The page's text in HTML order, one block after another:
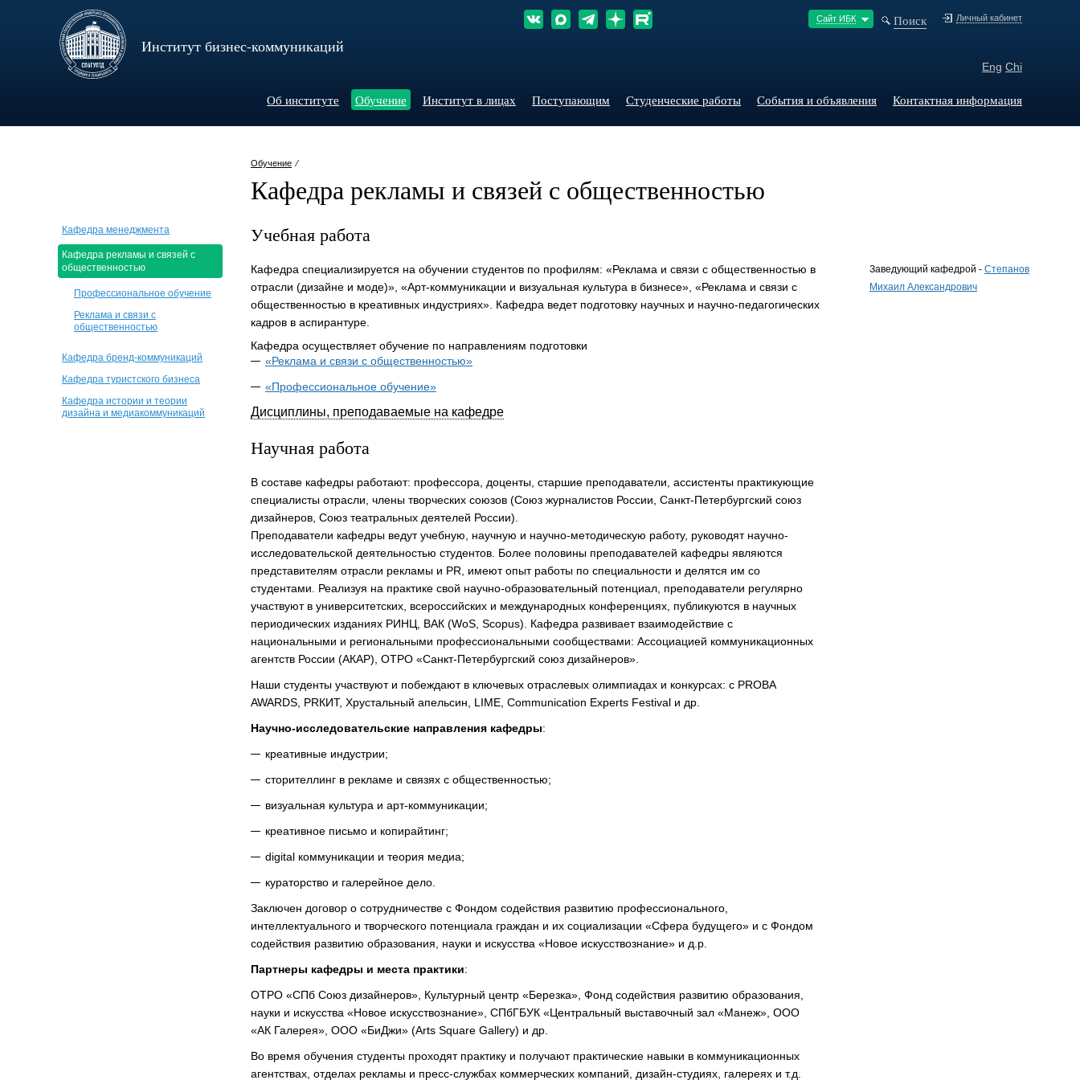
Институт бизнес-коммуникаций
Личный кабинет
Поиск
Сайт ИБК
Eng Chi
Об институте Обучение Институт в лицах Поступающим Студенческие работы События и объявления Контактная информация
Обучение ⁄
Кафедра рекламы и связей с общественностью
Кафедра менеджмента
Кафедра рекламы и связей с
общественностью
Профессиональное обучение
Реклама и связи с
общественностью
Кафедра бренд-коммуникаций
Кафедра туристского бизнеса
Кафедра истории и теории
дизайна и медиакоммуникаций
Учебная работа
Заведующий кафедрой - Степанов
Михаил Александрович
Кафедра специализируется на обучении студентов по профилям: «Реклама и связи с общественностью в
отрасли (дизайне и моде)», «Арт-коммуникации и визуальная культура в бизнесе», «Реклама и связи с
общественностью в креативных индустриях». Кафедра ведет подготовку научных и научно-педагогических
кадров в аспирантуре.
Кафедра осуществляет обучение по направлениям подготовки
«Реклама и связи с общественностью»
«Профессиональное обучение»
Дисциплины, преподаваемые на кафедре
Научная работа
В составе кафедры работают: профессора, доценты, старшие преподаватели, ассистенты практикующие
специалисты отрасли, члены творческих союзов (Союз журналистов России, Санкт-Петербургский союз
дизайнеров, Союз театральных деятелей России).
Преподаватели кафедры ведут учебную, научную и научно-методическую работу, руководят научно-
исследовательской деятельностью студентов. Более половины преподавателей кафедры являются
представителям отрасли рекламы и PR, имеют опыт работы по специальности и делятся им со
студентами. Реализуя на практике свой научно-образовательный потенциал, преподаватели регулярно
участвуют в университетских, всероссийских и международных конференциях, публикуются в научных
периодических изданиях РИНЦ, ВАК (WoS, Scopus). Кафедра развивает взаимодействие с
национальными и региональными профессиональными сообществами: Ассоциацией коммуникационных
агентств России (АКАР), ОТРО «Санкт-Петербургский союз дизайнеров».
Наши студенты участвуют и побеждают в ключевых отраслевых олимпиадах и конкурсах: с PROBA
AWARDS, PRКИТ, Хрустальный апельсин, LIME, Communication Experts Festival и др.
Научно-исследовательские направления кафедры:
креативные индустрии;
сторителлинг в рекламе и связях с общественностью;
визуальная культура и арт-коммуникации;
креативное письмо и копирайтинг;
digital коммуникации и теория медиа;
кураторство и галерейное дело.
Заключен договор о сотрудничестве с Фондом содействия развитию профессионального,
интеллектуального и творческого потенциала граждан и их социализации «Сфера будущего» и с Фондом
содействия развитию образования, науки и искусства «Новое искусствознание» и д.р.
Партнеры кафедры и места практики:
ОТРО «СПб Союз дизайнеров», Культурный центр «Березка», Фонд содействия развитию образования,
науки и искусства «Новое искусствознание», СПбГБУК «Центральный выставочный зал «Манеж», ООО
«АК Галерея», ООО «БиДжи» (Arts Square Gallery) и др.
Во время обучения студенты проходят практику и получают практические навыки в коммуникационных
агентствах, отделах рекламы и пресс-службах коммерческих компаний, дизайн-студиях, галереях и т.д.